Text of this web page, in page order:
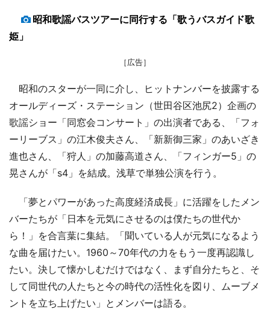
昭和歌謡バスツアーに同行する「歌うバスガイド歌
姫」
［広告］
昭和のスターが一同に介し、ヒットナンバーを披露する
オールディーズ・ステーション（世田谷区池尻2）企画の
歌謡ショー「同窓会コンサート」の出演者である、「フォ
ーリーブス」の江木俊夫さん、「新新御三家」のあいざき
進也さん、「狩人」の加藤高道さん、「フィンガー5」の
晃さんが「s4」を結成。浅草で単独公演を行う。
「夢とパワーがあった高度経済成長」に活躍をしたメン
バーたちが「日本を元気にさせるのは僕たちの世代か
ら！」を合言葉に集結。「聞いている人が元気になるよう
な曲を届けたい。1960～70年代の力をもう一度再認識し
たい。決して懐かしむだけではなく、まず自分たちと、そ
して同世代の人たちと今の時代の活性化を図り、ムーブメ
ントを立ち上げたい」とメンバーは語る。